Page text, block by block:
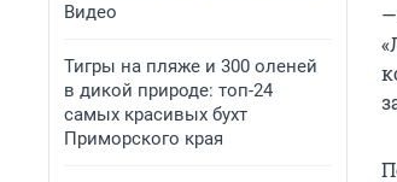
Видео
Тигры на пляже и 300 оленей
в дикой природе: топ-24
самых красивых бухт
Приморского края